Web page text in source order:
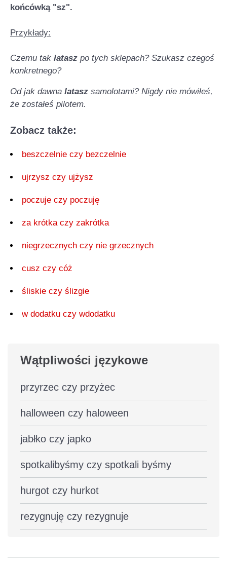
końcówką "sz".
Przykłady:
Czemu tak latasz po tych sklepach? Szukasz czegoś
konkretnego?
Od jak dawna latasz samolotami? Nigdy nie mówiłeś,
że zostałeś pilotem.
Zobacz także:
beszczelnie czy bezczelnie
ujrzysz czy ujżysz
poczuje czy poczuję
za krótka czy zakrótka
niegrzecznych czy nie grzecznych
cusz czy cóż
śliskie czy ślizgie
w dodatku czy wdodatku
Wątpliwości językowe
przyrzec czy przyżec
halloween czy haloween
jabłko czy japko
spotkalibyśmy czy spotkali byśmy
hurgot czy hurkot
rezygnuję czy rezygnuje